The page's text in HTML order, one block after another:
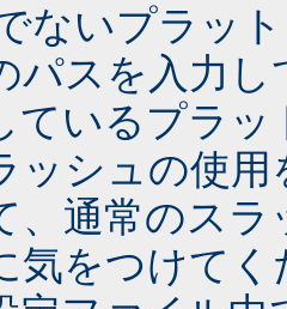
ないプラッ
パスを入力
ているプラ
ッシュの使
、通常のス
気をつけて